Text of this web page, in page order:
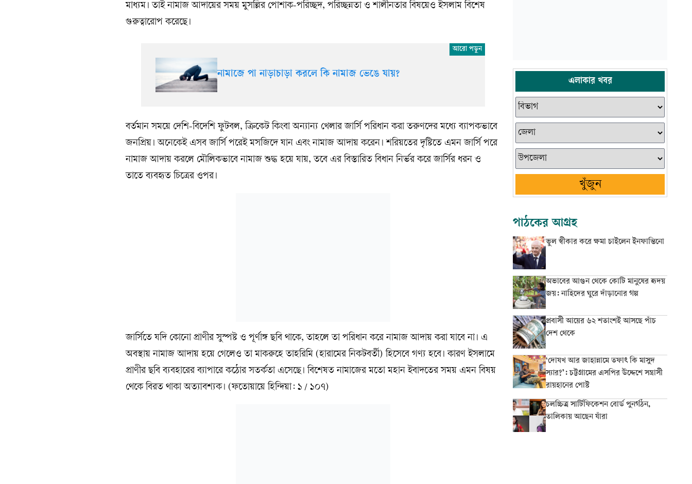
মাধ্যম। তাই নামাজ আদায়ের সময় মুসল্লির পোশাক-পরিচ্ছদ, পরিচ্ছন্নতা ও শালীনতার বিষয়েও ইসলাম বিশেষ
গুরুত্বারোপ করেছে।
নামাজে পা নাড়াচাড়া করলে কি নামাজ ভেঙে যায়?
বর্তমান সময়ে দেশি-বিদেশি ফুটবল, ক্রিকেট কিংবা অন্যান্য খেলার জার্সি পরিধান করা তরুণদের মধ্যে ব্যাপকভাবে
জনপ্রিয়। অনেকেই এসব জার্সি পরেই মসজিদে যান এবং নামাজ আদায় করেন। শরিয়তের দৃষ্টিতে এমন জার্সি পরে
নামাজ আদায় করলে মৌলিকভাবে নামাজ শুদ্ধ হয়ে যায়, তবে এর বিস্তারিত বিধান নির্ভর করে জার্সির ধরন ও
তাতে ব্যবহৃত চিত্রের ওপর।
জার্সিতে যদি কোনো প্রাণীর সুস্পষ্ট ও পূর্ণাঙ্গ ছবি থাকে, তাহলে তা পরিধান করে নামাজ আদায় করা যাবে না। এ
অবস্থায় নামাজ আদায় হয়ে গেলেও তা মাকরুহে তাহরিমি (হারামের নিকটবর্তী) হিসেবে গণ্য হবে। কারণ ইসলামে
প্রাণীর ছবি ব্যবহারের ব্যাপারে কঠোর সতর্কতা এসেছে। বিশেষত নামাজের মতো মহান ইবাদতের সময় এমন বিষয়
থেকে বিরত থাকা অত্যাবশ্যক। (ফতোয়ায়ে হিন্দিয়া: ১ / ১০৭)
এলাকার খবর
খুঁজুন
পাঠকের আগ্রহ
ভুল স্বীকার করে ক্ষমা চাইলেন ইনফান্তিনো
অভাবের আগুন থেকে কোটি মানুষের হৃদয়
জয়: নাহিদের ঘুরে দাঁড়ানোর গল্প
প্রবাসী আয়ের ৬২ শতাংশই আসছে পাঁচ
দেশ থেকে
‘দোযখ আর জাহান্নামে তফাৎ কি মাসুদ
স্যার?’: চট্টগ্রামের এসপির উদ্দেশে সন্ত্রাসী
রায়হানের পোস্ট
চলচ্চিত্র সার্টিফিকেশন বোর্ড পুনর্গঠন,
তালিকায় আছেন যাঁরা